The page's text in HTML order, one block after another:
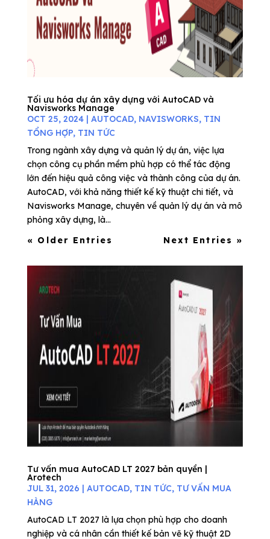
Tối ưu hóa dự án xây dựng với AutoCAD và
Navisworks Manage
OCT 25, 2024| AUTOCAD, NAVISWORKS, TIN
TỔNG HỢP, TIN TỨC
Trong ngành xây dựng và quản lý dự án, việc lựa
chọn công cụ phần mềm phù hợp có thể tác động
lớn đến hiệu quả công việc và thành công của dự án.
AutoCAD, với khả năng thiết kế kỹ thuật chi tiết, và
Navisworks Manage, chuyên về quản lý dự án và mô
phỏng xây dựng, là...
« Older Entries
Next Entries »
Tư vấn mua AutoCAD LT 2027 bản quyền |
Arotech
JUL 31, 2026 | AUTOCAD, TIN TỨC, TƯ VẤN MUA
HÀNG
AutoCAD LT 2027 là lựa chọn phù hợp cho doanh
nghiệp và cá nhân cần thiết kế bản vẽ kỹ thuật 2D